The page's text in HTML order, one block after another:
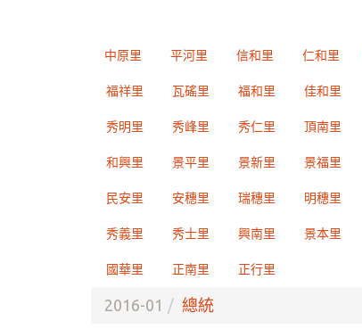
中原里 平河里 信和里 仁和里
福祥里 瓦磘里 福和里 佳和里
秀明里 秀峰里 秀仁里 頂南里
和興里 景平里 景新里 景福里
民安里 安穗里 瑞穗里 明穗里
秀義里 秀士里 興南里 景本里
國華里 正南里 正行里
2016-01 總統